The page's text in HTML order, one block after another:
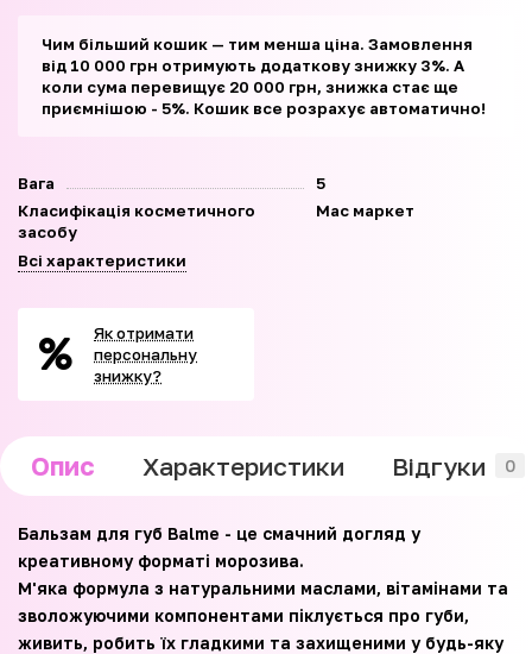
Чим більший кошик — тим менша ціна. Замовлення
від 10 000 грн отримують додаткову знижку 3%. А
коли сума перевищує 20 000 грн, знижка стає ще
приємнішою - 5%. Кошик все розрахує автоматично!
Вага
5
Класифікація косметичного
засобу
Мас маркет
Всі характеристики
Як отримати
персональну
знижку?
Опис Характеристики Відгуки 0
Бальзам для губ Balme - це смачний догляд у
креативному форматі морозива.
М'яка формула з натуральними маслами, вітамінами та
зволожуючими компонентами піклується про губи,
живить, робить їх гладкими та захищеними у будь-яку